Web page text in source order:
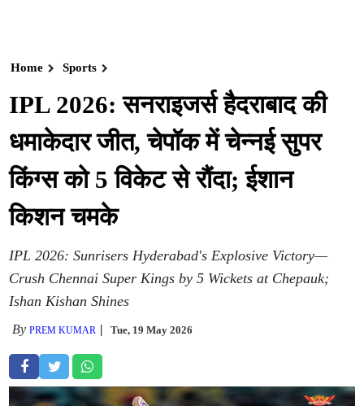
Home Sports
IPL 2026: सनराइजर्स हैदराबाद की
धमाकेदार जीत, चेपॉक में चेन्नई सुपर
किंग्स को 5 विकेट से रौंदा; ईशान
किशन चमके
IPL 2026: Sunrisers Hyderabad's Explosive Victory—
Crush Chennai Super Kings by 5 Wickets at Chepauk;
Ishan Kishan Shines
ByPREM KUMAR Tue, 19 May 2026